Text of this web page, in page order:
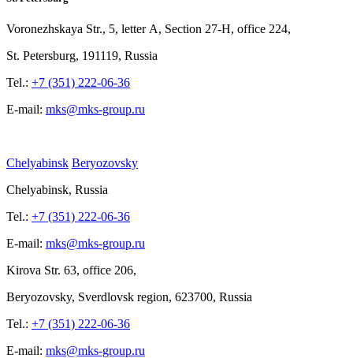
Voronezhskaya Str., 5, letter A, Section 27-Н, office 224,
St. Petersburg, 191119, Russia
Tel.: +7 (351) 222-06-36
E-mail: mks@mks-group.ru
Chelyabinsk Beryozovsky
Chelyabinsk, Russia
Tel.: +7 (351) 222-06-36
E-mail: mks@mks-group.ru
Kirova Str. 63, office 206,
Beryozovsky, Sverdlovsk region, 623700, Russia
Tel.: +7 (351) 222-06-36
E-mail: mks@mks-group.ru